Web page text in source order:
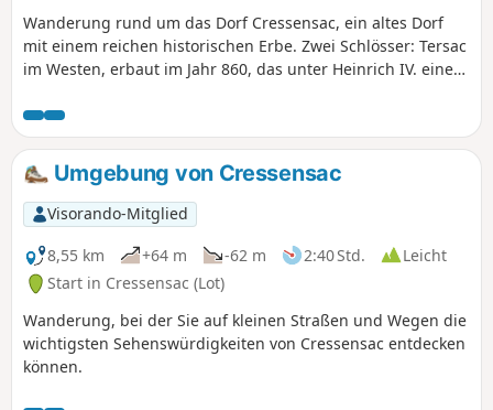
Wanderung rund um das Dorf Cressensac, ein altes Dorf
mit einem reichen historischen Erbe. Zwei Schlösser: Tersac
im Westen, erbaut im Jahr 860, das unter Heinrich IV. eine
Chausseneige im Osten, in Privatbesitz, erbaut im 12.
Jahrhundert und im 12. Jahrhundert im Renaissancestil
wieder aufgebaut. Ein Pfarrhaus im Herzen des Dorfes. Im
Jahr 1789 wurde die Pfarrei zu einer Gemeinde, nachdem
sie im 9. Jahrhundert zur Vizegrafschaft Turenne gehört
hatte.
Umgebung von Cressensac
Visorando-Mitglied
8,55 km
+64 m -62 m 2:40 Std.
Leicht
Start in Cressensac (Lot)
Wanderung, bei der Sie auf kleinen Straßen und Wegen die
wichtigsten Sehenswürdigkeiten von Cressensac entdecken
können.